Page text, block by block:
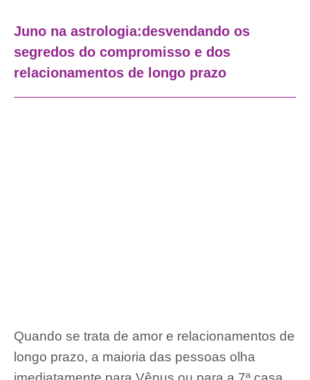
Juno na astrologia:desvendando os
segredos do compromisso e dos
relacionamentos de longo prazo
Quando se trata de amor e relacionamentos de
longo prazo, a maioria das pessoas olha